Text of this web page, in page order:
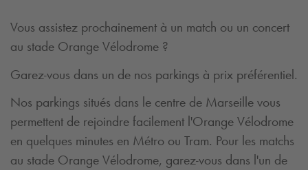
Vous assistez prochainement à un match ou un concert
au stade Orange Vélodrome ?
Garez-vous dans un de nos parkings à prix préférentiel.
Nos parkings situés dans le centre de Marseille vous
permettent de rejoindre facilement l'Orange Vélodrome
en quelques minutes en Métro ou Tram. Pour les matchs
au stade Orange Vélodrome, garez-vous dans l'un de